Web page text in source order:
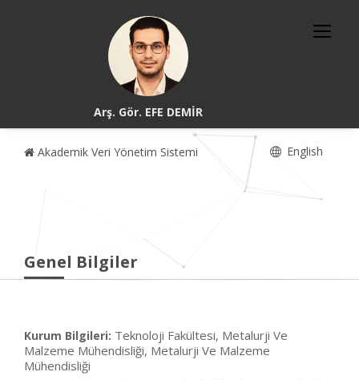
Arş. Gör. EFE DEMİR
Akademik Veri Yönetim Sistemi English
Genel Bilgiler
Kurum Bilgileri: Teknoloji Fakültesi, Metalurji Ve
Malzeme Mühendisliği, Metalurji Ve Malzeme
Mühendisliği